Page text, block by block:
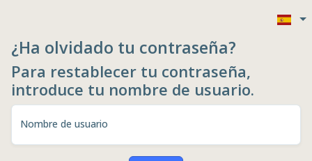
¿Ha olvidado tu contraseña?
Para restablecer tu contraseña,
introduce tu nombre de usuario.
Nombre de usuario